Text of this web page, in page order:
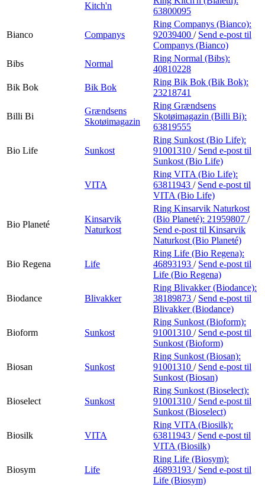
Kitch'n
63800095
Bianco Companys
Ring Companys (Bianco):
92039400 / Send e-post til
Companys (Bianco)
Bibs
Normal
Ring Normal (Bibs):
40810228
Bik Bok
Bik Bok
Ring Bik Bok (Bik Bok):
23218741
Billi Bi
Grændsens
Skotøimagazin
Ring Grændsens
Skotøimagazin (Billi Bi):
63819555
Bio Life Sunkost
Ring Sunkost (Bio Life):
91001310 / Send e-post til
Sunkost (Bio Life)
VITA
Ring VITA (Bio Life):
63811943 / Send e-post til
VITA (Bio Life)
Bio Planeté
Kinsarvik
Naturkost
Ring Kinsarvik Naturkost
(Bio Planeté): 21959807 /
Send e-post til Kinsarvik
Naturkost (Bio Planeté)
Bio Regena Life
Ring Life (Bio Regena):
46893193 / Send e-post til
Life (Bio Regena)
Biodance Blivakker
Ring Blivakker (Biodance):
38189873 / Send e-post til
Blivakker (Biodance)
Bioform Sunkost
Ring Sunkost (Bioform):
91001310 / Send e-post til
Sunkost (Bioform)
Biosan Sunkost
Ring Sunkost (Biosan):
91001310 / Send e-post til
Sunkost (Biosan)
Bioselect Sunkost
Ring Sunkost (Bioselect):
91001310 / Send e-post til
Sunkost (Bioselect)
Biosilk VITA
Ring VITA (Biosilk):
63811943 / Send e-post til
VITA (Biosilk)
Biosym Life
Ring Life (Biosym):
46893193 / Send e-post til
Life (Biosym)